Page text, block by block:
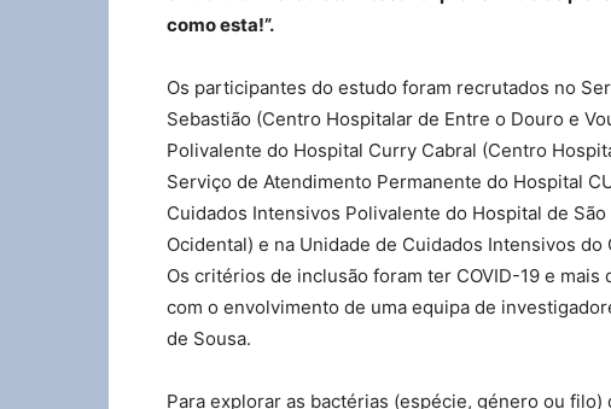
como esta!”.
Os participantes do estudo foram recrutados no
Sebastião (Centro Hospitalar de Entre o Douro e
Polivalente do Hospital Curry Cabral (Centro
Serviço de Atendimento Permanente do Hospital
Cuidados Intensivos Polivalente do Hospital de
Ocidental) e na Unidade de Cuidados Intensivos
Os critérios de inclusão foram ter COVID-19 e
com o envolvimento de uma equipa de
de Sousa.
Para explorar as bactérias (espécie, género ou